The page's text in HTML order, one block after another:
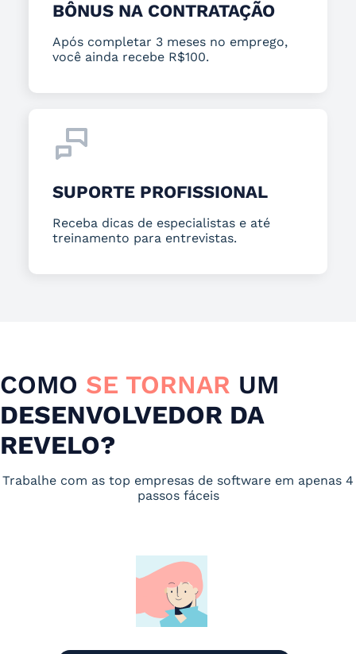
BÔNUS NA CONTRATAÇÃO
Após completar 3 meses no emprego,
você ainda recebe R$100.
SUPORTE PROFISSIONAL
Receba dicas de especialistas e até
treinamento para entrevistas.
COMO SE TORNAR UM
DESENVOLVEDOR DA
REVELO?
Trabalhe com as top empresas de software em apenas 4
passos fáceis